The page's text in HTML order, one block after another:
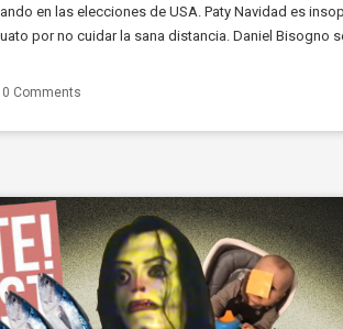
en las elecciones de USA. Paty Navidad es
por no cuidar la sana distancia. Daniel Bisogno
0 Comments